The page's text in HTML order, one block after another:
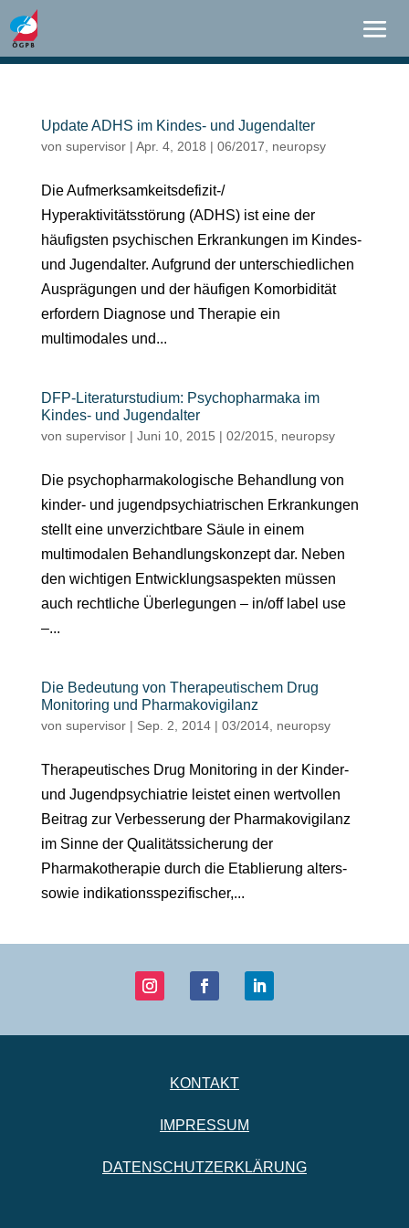
Update ADHS im Kindes- und Jugendalter
von supervisor| Apr. 4, 2018 | 06/2017 neuropsy
Die Aufmerksamkeitsdefizit-/
Hyperaktivitätsstörung (ADHS) ist eine der
häufigsten psychischen Erkrankungen im Kindes-
und Jugendalter. Aufgrund der unterschiedlichen
Ausprägungen und der häufigen Komorbidität
erfordern Diagnose und Therapie ein
multimodales und...
DFP-Literaturstudium: Psychopharmaka im
Kindes- und Jugendalter
von supervisor| Juni 10, 2015 | 02/2015 neuropsy
Die psychopharmakologische Behandlung von
kinder- und jugendpsychiatrischen Erkrankungen
stellt eine unverzichtbare Säule in einem
multimodalen Behandlungskonzept dar. Neben
den wichtigen Entwicklungsaspekten müssen
auch rechtliche Überlegungen – in/off label use
–...
Die Bedeutung von Therapeutischem Drug
Monitoring und Pharmakovigilanz
von supervisor| Sep. 2, 2014| 03/2014, neuropsy
Therapeutisches Drug Monitoring in der Kinder-
und Jugendpsychiatrie leistet einen wertvollen
Beitrag zur Verbesserung der Pharmakovigilanz
im Sinne der Qualitätssicherung der
Pharmakotherapie durch die Etablierung alters-
sowie indikationsspezifischer,...
KONTAKT
IMPRESSUM
DATENSCHUTZERKLÄRUNG